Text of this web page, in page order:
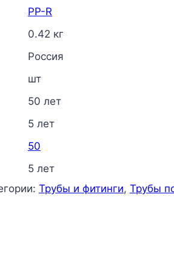
PP-R
0.42 кг
Россия
шт
50 лет
5 лет
50
5 лет
Трубы и фитинги, Трубы